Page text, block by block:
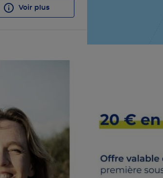
Voir plus
13:30 - 18:00
Voir plus